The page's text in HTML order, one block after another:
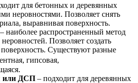
для бетонных и деревянных
неровностями. Позволяет снять
выравнивая поверхность.
– наиболее распространенный метод
Позволяет создать
Существуют разные
гипсовая,
или ДСП – подходит для деревянных